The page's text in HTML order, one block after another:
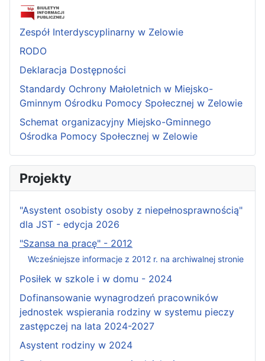
Zespół Interdyscyplinarny w Zelowie
RODO
Deklaracja Dostępności
Standardy Ochrony Małoletnich w Miejsko-
Gminnym Ośrodku Pomocy Społecznej w Zelowie
Schemat organizacyjny Miejsko-Gminnego
Ośrodka Pomocy Społecznej w Zelowie
Projekty
"Asystent osobisty osoby z niepełnosprawnością"
dla JST - edycja 2026
"Szansa na pracę" - 2012
Wcześniejsze informacje z 2012 r. na archiwalnej stronie
Posiłek w szkole i w domu - 2024
Dofinansowanie wynagrodzeń pracowników
jednostek wspierania rodziny w systemu pieczy
zastępczej na lata 2024-2027
Asystent rodziny w 2024